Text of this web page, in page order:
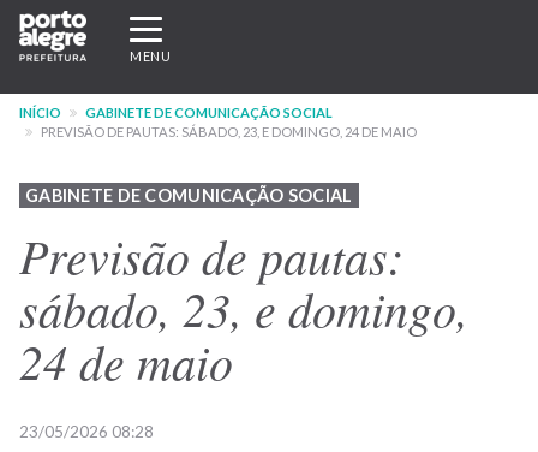
Pular
para
conteúdo
principal
Expandir/recolher
navegação
MENU
INÍCIO
GABINETE DE COMUNICAÇÃO SOCIAL
PREVISÃO DE PAUTAS: SÁBADO, 23, E DOMINGO, 24 DE MAIO
GABINETE DE COMUNICAÇÃO SOCIAL
Previsão de pautas:
sábado, 23, e domingo,
24 de maio
23/05/2026 08:28